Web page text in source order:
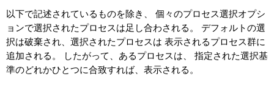
以下で記述されているものを除き、 個々のプロセス選択オプシ
ョンで選択されたプロセスは足し合わされる。 デフォルトの選
択は破棄され、選択されたプロセスは 表示されるプロセス群に
追加される。 したがって、あるプロセスは、 指定された選択基
準のどれかひとつに合致すれば、表示される。